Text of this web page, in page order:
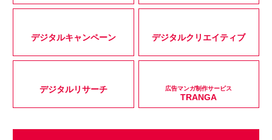
デジタルキャンペーン デジタルクリエイティブ
デジタルリサーチ 広告マンガ制作サービス
TRANGA